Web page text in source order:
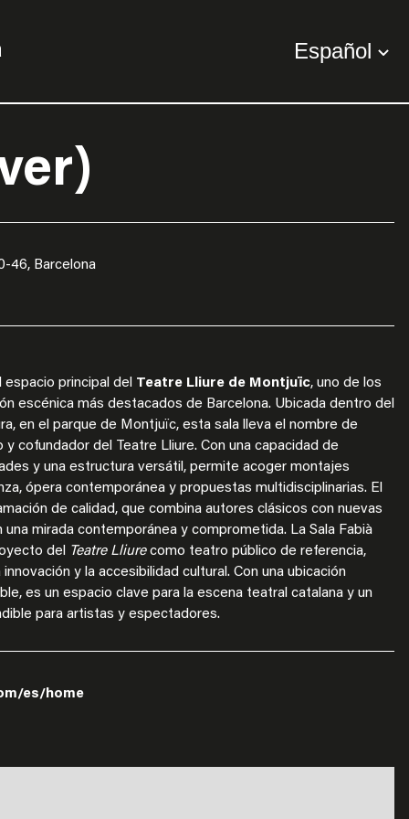
Español
46, Barcelona
principal del Teatre Lliure de Montjuïc, uno de los
escénica más destacados de Barcelona. Ubicada dentro del
en el parque de Montjuïc, esta sala lleva el nombre de
y cofundador del Teatre Lliure. Con una capacidad de
y una estructura versátil, permite acoger montajes
ópera contemporánea y propuestas multidisciplinarias. El
de calidad, que combina autores clásicos con nuevas
mirada contemporánea y comprometida. La Sala Fabià
del Teatre Lliurecomo teatro público de referencia,
y la accesibilidad cultural. Con una ubicación
es un espacio clave para la escena teatral catalana y un
para artistas y espectadores.
es/home